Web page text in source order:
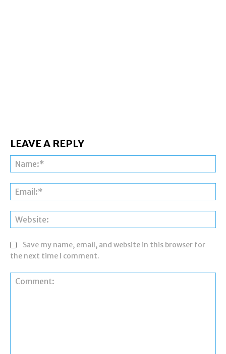
LEAVE A REPLY
Save my name, email, and website in this browser for
the next time I comment.